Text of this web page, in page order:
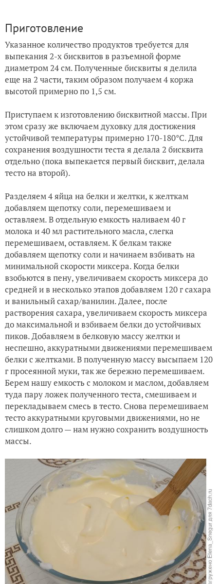
Приготовление
Указанное количество продуктов требуется для
выпекания 2-х бисквитов в разъемной форме
диаметром 24 см. Полученные бисквиты я делила
еще на 2 части, таким образом получаем 4 коржа
высотой примерно по 1,5 см.
Приступаем к изготовлению бисквитной массы. При
этом сразу же включаем духовку для достижения
устойчивой температуры примерно 170-180°C. Для
сохранения воздушности теста я делала 2 бисквита
отдельно (пока выпекается первый бисквит, делала
тесто на второй).
Разделяем 4 яйца на белки и желтки, к желткам
добавляем щепотку соли, перемешиваем и
оставляем. В отдельную емкость наливаем 40 г
молока и 40 мл растительного масла, слегка
перемешиваем, оставляем. К белкам также
добавляем щепотку соли и начинаем взбивать на
минимальной скорости миксера. Когда белки
взобьются в пену, увеличиваем скорость миксера до
средней и в несколько этапов добавляем 120 г сахара
и ванильный сахар/ванилин. Далее, после
растворения сахара, увеличиваем скорость миксера
до максимальной и взбиваем белки до устойчивых
пиков. Добавляем в белковую массу желтки и
неспешно, аккуратными движениями перемешиваем
белки с желтками. В полученную массу высыпаем 120
г просеянной муки, так же бережно перемешиваем.
Берем нашу емкость с молоком и маслом, добавляем
туда пару ложек полученного теста, смешиваем и
перекладываем смесь в тесто. Снова перемешиваем
тесто аккуратными круговыми движениями, но не
слишком долго — нам нужно сохранить воздушность
массы.